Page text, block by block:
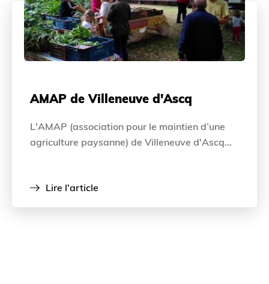
AMAP de Villeneuve d'Ascq
L'AMAP (association pour le maintien d’une
agriculture paysanne) de Villeneuve d'Ascq...
Lire l'article